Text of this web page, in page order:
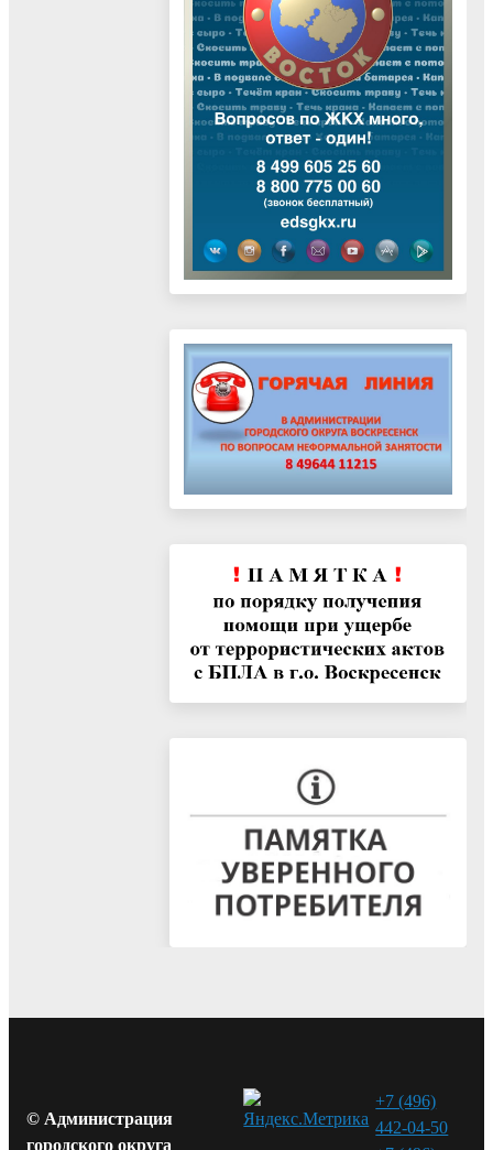
© Администрация
городского округа
+7 (496)
442-04-50